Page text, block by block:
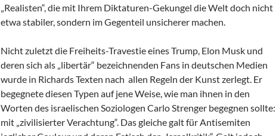
„Realisten“, die mit Ihrem Diktaturen-Gekungel die Welt doch nicht
etwa stabiler, sondern im Gegenteil unsicherer machen.
Nicht zuletzt die Freiheits-Travestie eines Trump, Elon Musk und
deren sich als „libertär“ bezeichnenden Fans in deutschen Medien
wurde in Richards Texten nach allen Regeln der Kunst zerlegt. Er
begegnete diesen Typen auf jene Weise, wie man ihnen in den
Worten des israelischen Soziologen Carlo Strenger begegnen sollte:
mit „zivilisierter Verachtung“. Das gleiche galt für Antisemiten